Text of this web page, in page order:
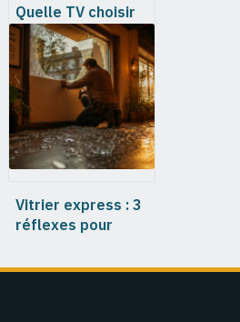
Quelle TV choisir
en 2024 : OLED,
Mini-LED et
critères essentiels
pour un achat
réussi
Vitrier express : 3
réflexes pour
bris de glace 7j/7